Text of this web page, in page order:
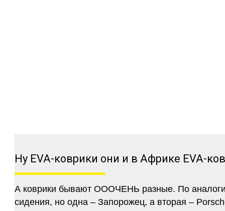
Ну EVA-коврики они и в Африке EVA-
А коврики бывают ОООЧЕНЬ разные. По
сидения, но одна – Запорожец, а вторая –